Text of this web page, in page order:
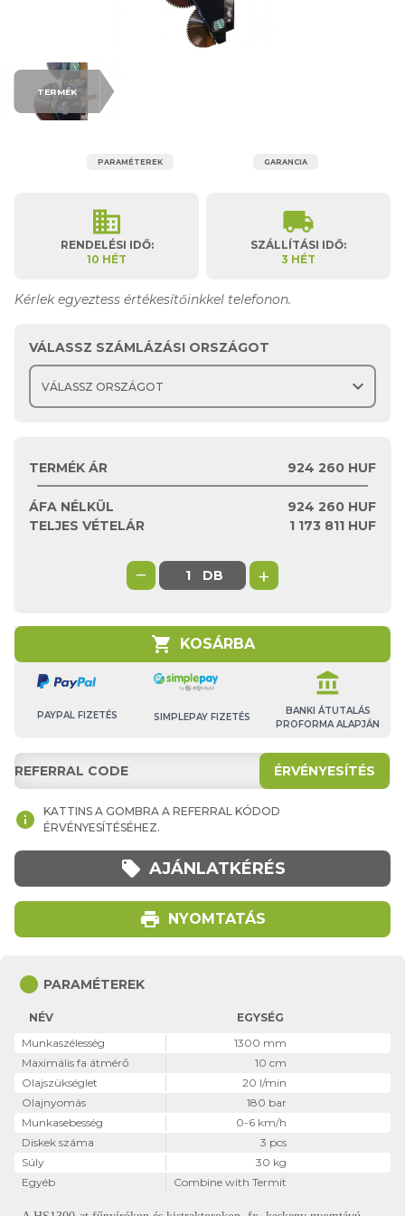
TERMÉK
PARAMÉTEREK GARANCIA
Kérlek egyeztess értékesítőinkkel telefonon.
business
RENDELÉSI IDŐ:
10 HÉT
local_shipping
SZÁLLÍTÁSI IDŐ:
3 HÉT
VÁLASSZ SZÁMLÁZÁSI ORSZÁGOT
expand_more
TERMÉK ÁR 924 260 HUF
ÁFA NÉLKÜL 924 260 HUF
TELJES VÉTELÁR
1 173 811 HUF
− DB +
shopping_cart KOSÁRBA
PAYPAL FIZETÉS SIMPLEPAY FIZETÉS
account_balance
BANKI ÁTUTALÁS
PROFORMA ALAPJÁN
ÉRVÉNYESÍTÉS
info
KATTINS A GOMBRA A REFERRAL KÓDOD
ÉRVÉNYESÍTÉSÉHEZ.
local_offer AJÁNLATKÉRÉS
print NYOMTATÁS
circle PARAMÉTEREK
NÉV
EGYSÉG
Munkaszélesség
1300 mm
Maximális fa átmérő
10 cm
Olajszükséglet
20 l/min
Olajnyomás
180 bar
Munkasebesség
0-6 km/h
Diskek száma
3 pcs
Súly
30 kg
Egyéb
Combine with Termit